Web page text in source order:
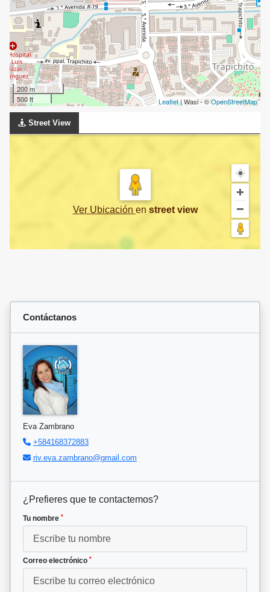
200 m
500 ft
Leaflet| Wasi - ©OpenStreetMap
Street View
Ver Ubicación en street view
Contáctanos
Eva Zambrano
+584168372883
riv.eva.zambrano@gmail.com
¿Prefieres que te contactemos?
Tu nombre *
Correo electrónico *